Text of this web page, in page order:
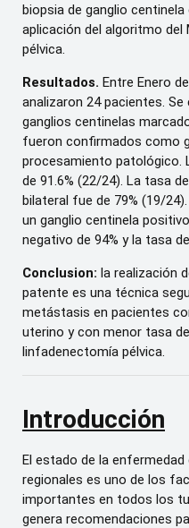
biopsia de ganglio
aplicación del algoritmo
pélvica.
Resultados. Entre Enero
analizaron 24 pacientes.
ganglios centinelas
fueron confirmados como
procesamiento patológico.
de 91.6% (22/24). La tasa
bilateral fue de 79% (19/
un ganglio centinela
negativo de 94% y la tasa
Conclusion: la realización
patente es una técnica
metástasis en pacientes
uterino y con menor tasa
linfadenectomía pélvica.
Introducción
El estado de la
regionales es uno de los
importantes en todos los
genera recomendaciones